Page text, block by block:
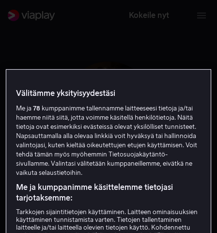
Kokeile nyt
Joshua Hill
Välitämme yksityisyydestäsi
Me ja78 kumppanimme tallennamme laitteeseesi tietoja ja/tai
haemme niitä siitä, jotta voimme käsitellä henkilötietoja. Näitä
tietoja ovat esimerkiksi evästeissä olevat yksilölliset tunnisteet.
Napsauttamalla alla olevaa linkkiä voit hyväksyä tai hallinnoida
valintojasi, kuten kieltää oikeutettujen etujen käyttämisen. Voit
tehdä tämän myös myöhemmin Tietosuojakäytäntö-
sivullamme. Valintasi välitetään kumppaneillemme, eivätkä ne
vaikuta selaustietoihin.
Me ja kumppanimme käsittelemme tietojasi
tarjotaksemme:
Tarkkojen sijaintitietojen käyttäminen. Laitteen ominaisuuksien
käyttäminen tunnistamista varten. Tietojen tallentaminen
laitteelle ja/tai laitteella olevien tietojen käyttö. Kohdennettu